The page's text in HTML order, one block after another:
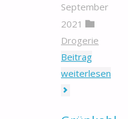
September
2021
Drogerie
Beitrag
weiterlesen